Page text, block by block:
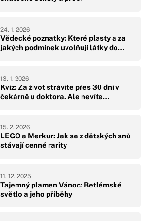
Vědecké poznatky: Které plasty a za
jakých podmínek uvolňují látky do…
24. 1. 2026
Kvíz: Za život strávíte přes 30 dní v
čekárně u doktora. Ale nevíte…
13. 1. 2026
LEGO a Merkur: Jak se z dětských snů
stávají cenné rarity
15. 2. 2026
Tajemný plamen Vánoc: Betlémské
světlo a jeho příběhy
11. 12. 2025